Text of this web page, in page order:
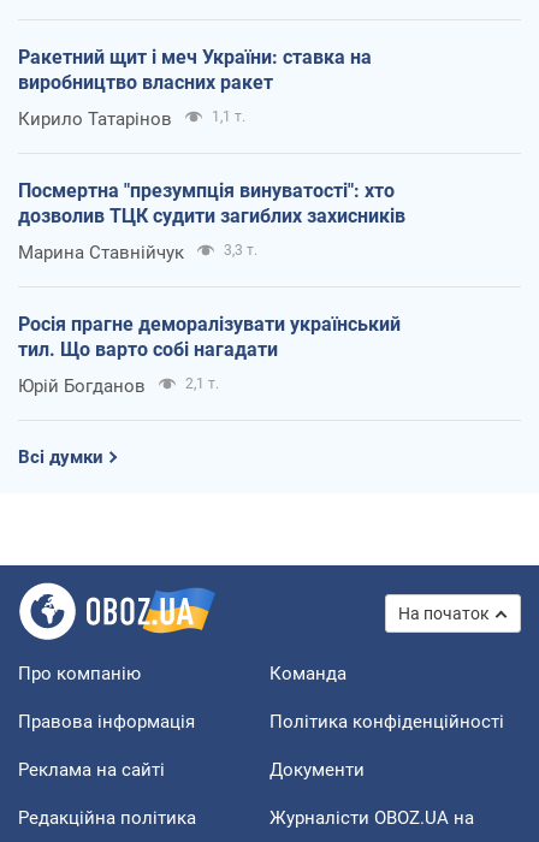
Ракетний щит і меч України: ставка на
виробництво власних ракет
Кирило Татарінов 1,1 т.
Посмертна "презумпція винуватості": хто
дозволив ТЦК судити загиблих захисників
Марина Ставнійчук 3,3 т.
Росія прагне деморалізувати український
тил. Що варто собі нагадати
Юрій Богданов 2,1 т.
Всі думки
На початок
Про компанію Команда
Правова інформація Політика конфіденційності
Реклама на сайті Документи
Редакційна політика
Журналісти OBOZ.UA на